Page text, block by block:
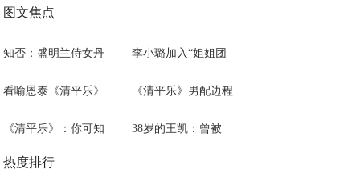
图文焦点
知否：盛明兰侍女丹 李小璐加入“姐姐团
看喻恩泰《清平乐》 《清平乐》男配边程
《清平乐》：你可知 38岁的王凯：曾被
热度排行